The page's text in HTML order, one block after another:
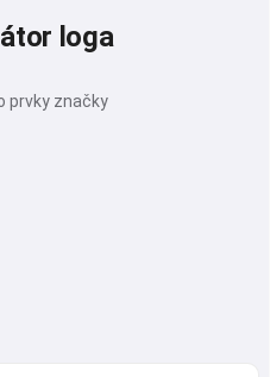
loga
prvky značky